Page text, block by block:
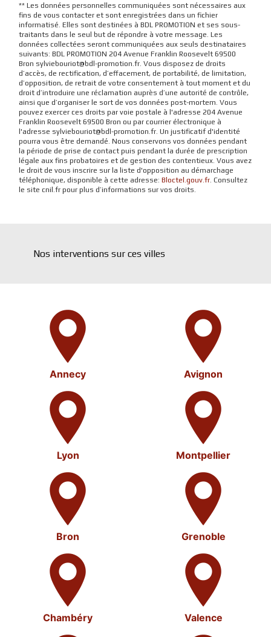
** Les données personnelles communiquées sont nécessaires aux
fins de vous contacter et sont enregistrées dans un fichier
informatisé. Elles sont destinées à BDL PROMOTION et ses sous-
traitants dans le seul but de répondre à votre message. Les
données collectées seront communiquées aux seuls destinataires
suivants: BDL PROMOTION 204 Avenue Franklin Roosevelt 69500
Bron sylviebouriot@bdl-promotion.fr. Vous disposez de droits
d’accès, de rectification, d’effacement, de portabilité, de limitation,
d’opposition, de retrait de votre consentement à tout moment et du
droit d’introduire une réclamation auprès d’une autorité de contrôle,
ainsi que d’organiser le sort de vos données post-mortem. Vous
pouvez exercer ces droits par voie postale à l'adresse 204 Avenue
Franklin Roosevelt 69500 Bron ou par courrier électronique à
l'adresse sylviebouriot@bdl-promotion.fr. Un justificatif d'identité
pourra vous être demandé. Nous conservons vos données pendant
la période de prise de contact puis pendant la durée de prescription
légale aux fins probatoires et de gestion des contentieux. Vous avez
le droit de vous inscrire sur la liste d'opposition au démarchage
téléphonique, disponible à cette adresse: Bloctel.gouv.fr. Consultez
le site cnil.fr pour plus d’informations sur vos droits.
Nos interventions sur ces villes
Annecy Avignon
Lyon Montpellier
Bron Grenoble
Chambéry Valence